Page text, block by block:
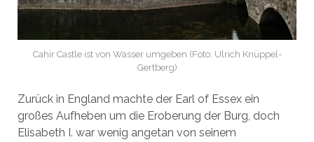
Cahir Castle ist von Wasser umgeben (Foto: Ulrich Knüppel-
Gertberg)
Zurück in England machte der Earl of Essex ein
großes Aufheben um die Eroberung der Burg, doch
Elisabeth I. war wenig angetan von seinem